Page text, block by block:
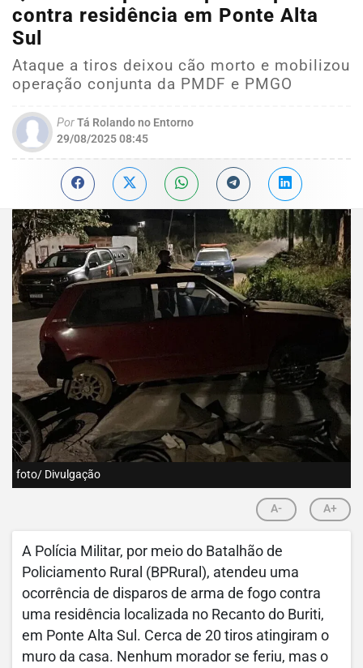
contra residência em Ponte Alta
Sul
Ataque a tiros deixou cão morto e mobilizou
operação conjunta da PMDF e PMGO
PorTá Rolando no Entorno
29/08/2025 08:45
foto/ Divulgação
A- A+
A Polícia Militar, por meio do Batalhão de
Policiamento Rural (BPRural), atendeu uma
ocorrência de disparos de arma de fogo contra
uma residência localizada no Recanto do Buriti,
em Ponte Alta Sul. Cerca de 20 tiros atingiram o
muro da casa. Nenhum morador se feriu, mas o